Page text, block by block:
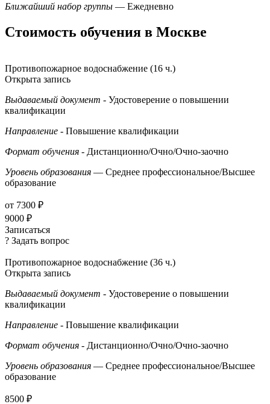
Ближайший набор группы — Ежедневно
Стоимость обучения в Москве
Противопожарное водоснабжение (16 ч.)
Открыта запись
Выдаваемый документ - Удостоверение о повышении
квалификации
Направление - Повышение квалификации
Формат обучения - Дистанционно/Очно/Очно-заочно
Уровень образования — Среднее профессиональное/Высшее
образование
от 7300 ₽
9000 ₽
Записаться
? Задать вопрос
Противопожарное водоснабжение (36 ч.)
Открыта запись
Выдаваемый документ - Удостоверение о повышении
квалификации
Направление - Повышение квалификации
Формат обучения - Дистанционно/Очно/Очно-заочно
Уровень образования — Среднее профессиональное/Высшее
образование
8500 ₽